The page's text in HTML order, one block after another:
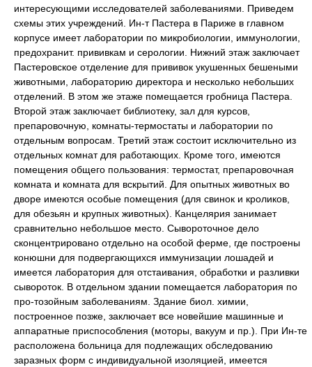
интересующими исследователей заболеваниями. Приведем
схемы этих учреждений. Ин-т Пастера в Париже в главном
корпусе имеет лаборатории по микробиологии, иммунологии,
предохранит. прививкам и серологии. Нижний этаж заключает
Пастеровское отделение для прививок укушенных бешеными
животными, лабораторию директора и несколько небольших
отделений. В этом же этаже помещается гробница Пастера.
Второй этаж заключает библиотеку, зал для курсов,
препаровочную, комнаты-термостаты и лаборатории по
отдельным вопросам. Третий этаж состоит исключительно из
отдельных комнат для работающих. Кроме того, имеются
помещения общего пользования: термостат, препаровочная
комната и комната для вскрытий. Для опытных животных во
дворе имеются особые помещения (для свинок и кроликов,
для обезьян и крупных животных). Канцелярия занимает
сравнительно небольшое место. Сывороточное дело
сконцентрировано отдельно на особой ферме, где построены
конюшни для подвергающихся иммунизации лошадей и
имеется лаборатория для отстаивания, обработки и разливки
сывороток. В отдельном здании помещается лаборатория по
про-тозойным заболеваниям. Здание биол. химии,
построенное позже, заключает все новейшие машинные и
аппаратные приспособления (моторы, вакуум и пр.). При Ин-те
расположена больница для подлежащих обследованию
заразных форм с индивидуальной изоляцией, имеется